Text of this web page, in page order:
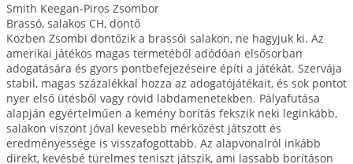
Smith Keegan-Piros Zsombor
Brassó, salakos CH, döntő
Közben Zsombi döntőzik a brassói salakon, ne hagyjuk ki. Az
amerikai játékos magas termetéből adódóan elsősorban
adogatására és gyors pontbefejezéseire építi a játékát. Szervája
stabil, magas százalékkal hozza az adogatójátékait, és sok pontot
nyer első ütésből vagy rövid labdamenetekben. Pályafutása
alapján egyértelműen a kemény borítás fekszik neki leginkább,
salakon viszont jóval kevesebb mérkőzést játszott és
eredményessége is visszafogottabb. Az alapvonalról inkább
direkt, kevésbé türelmes teniszt játszik, ami lassabb borításon